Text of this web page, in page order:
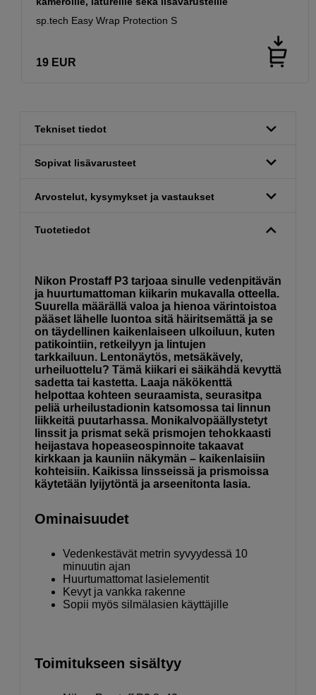
sp.tech Easy Wrap Protection S
19 EUR
Tekniset tiedot
Sopivat lisävarusteet
Arvostelut, kysymykset ja vastaukset
Tuotetiedot
Nikon Prostaff P3 tarjoaa sinulle vedenpitävän
ja huurtumattoman kiikarin mukavalla otteella.
Suurella määrällä valoa ja hienoa värintoistoa
pääset lähelle luontoa sitä häiritsemättä ja se
on täydellinen kaikenlaiseen ulkoiluun, kuten
patikointiin, retkeilyyn ja lintujen
tarkkailuun. Lentonäytös, metsäkävely,
urheiluottelu? Tämä kiikari ei säikähdä kevyttä
sadetta tai kastetta. Laaja näkökenttä
helpottaa kohteen seuraamista, seurasitpa
peliä urheilustadionin katsomossa tai linnun
liikkeitä puutarhassa. Monikalvopäällystetyt
linssit ja prismat sekä prismojen tehokkaasti
heijastava hopeaseospinnoite takaavat
kirkkaan ja kauniin näkymän – kaikenlaisiin
kohteisiin. Kaikissa linsseissä ja prismoissa
käytetään lyijytöntä ja arseenitonta lasia.
Ominaisuudet
Vedenkestävät metrin syvyydessä 10
minuutin ajan
Huurtumattomat lasielementit
Kevyt ja vankka rakenne
Sopii myös silmälasien käyttäjille
Toimitukseen sisältyy